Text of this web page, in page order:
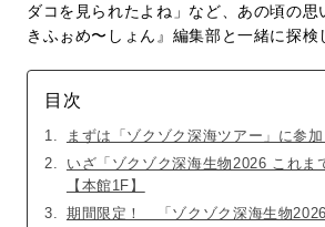
ダコを見られたよね」など、あの頃の
きふぉめ〜しょん』編集部と一緒に探検
目次
まずは「ゾクゾク深海ツアー」に参加
いざ「ゾクゾク深海生物2026 これま
【本館1F】
期間限定！ 「ゾクゾク深海生物